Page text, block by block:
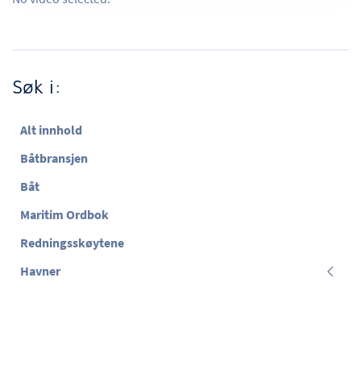
Søk i:
Alt innhold
Båtbransjen
Båt
Maritim Ordbok
Redningsskøytene
Havner